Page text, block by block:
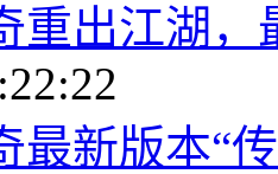
重出江湖
最新版本“